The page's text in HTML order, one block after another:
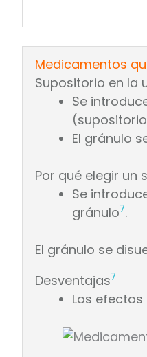
Medicamentos
Supositorio en la
Se
El gránulo
Por qué elegir un
Se
gránulo7.
El gránulo se
Desventajas7
Los